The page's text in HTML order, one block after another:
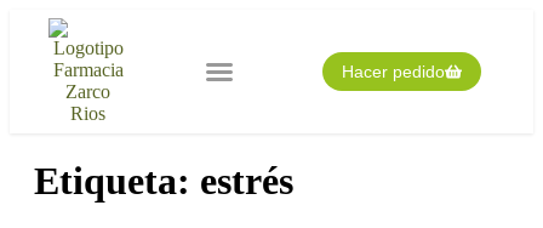
Hacer pedido
Etiqueta: estrés